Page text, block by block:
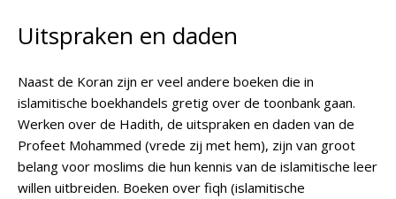
Uitspraken en daden
Naast de Koran zijn er veel andere boeken die in
islamitische boekhandels gretig over de toonbank gaan.
Werken over de Hadith, de uitspraken en daden van de
Profeet Mohammed (vrede zij met hem), zijn van groot
belang voor moslims die hun kennis van de islamitische leer
willen uitbreiden. Boeken over fiqh (islamitische